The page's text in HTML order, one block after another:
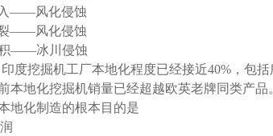
——风化侵蚀
——风化侵蚀
——冰川侵蚀
印度挖掘机工厂本地化程度已经接近40%，
本地化挖掘机销量已经超越欧英老牌同类产品
地化制造的根本目的是